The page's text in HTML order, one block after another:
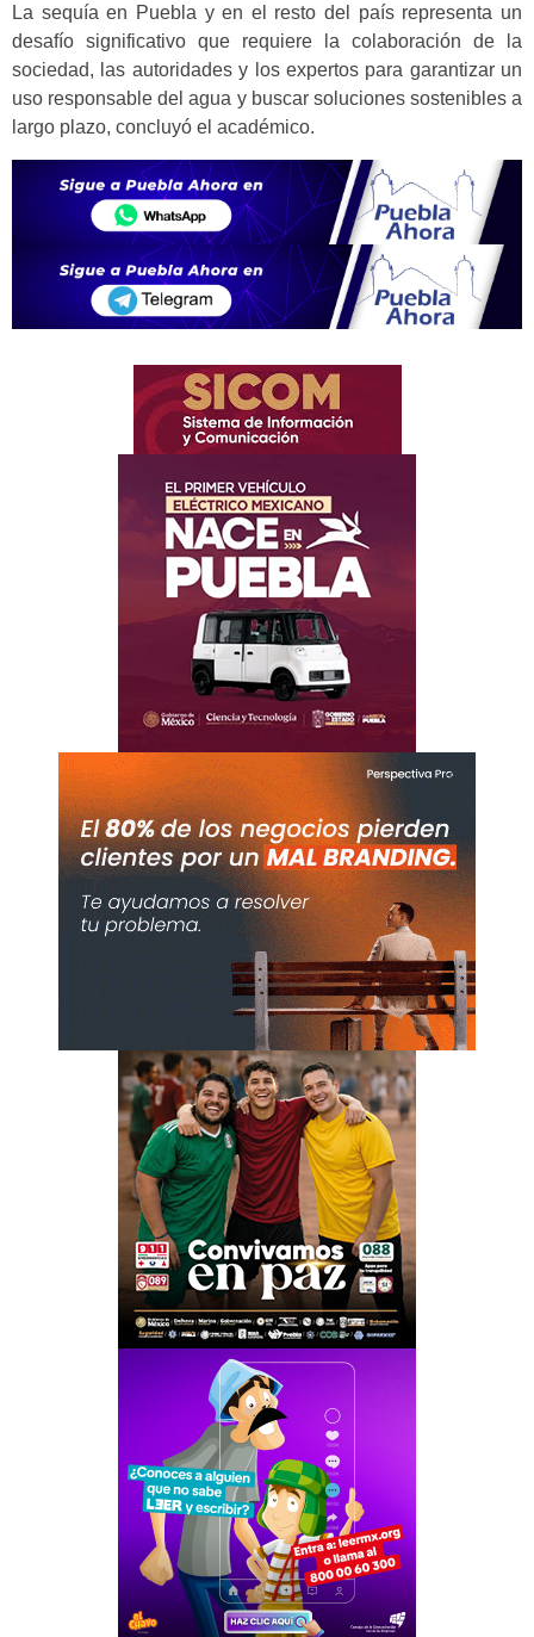
La sequía en Puebla y en el resto del país representa un
desafío significativo que requiere la colaboración de la
sociedad, las autoridades y los expertos para garantizar un
uso responsable del agua y buscar soluciones sostenibles a
largo plazo, concluyó el académico.